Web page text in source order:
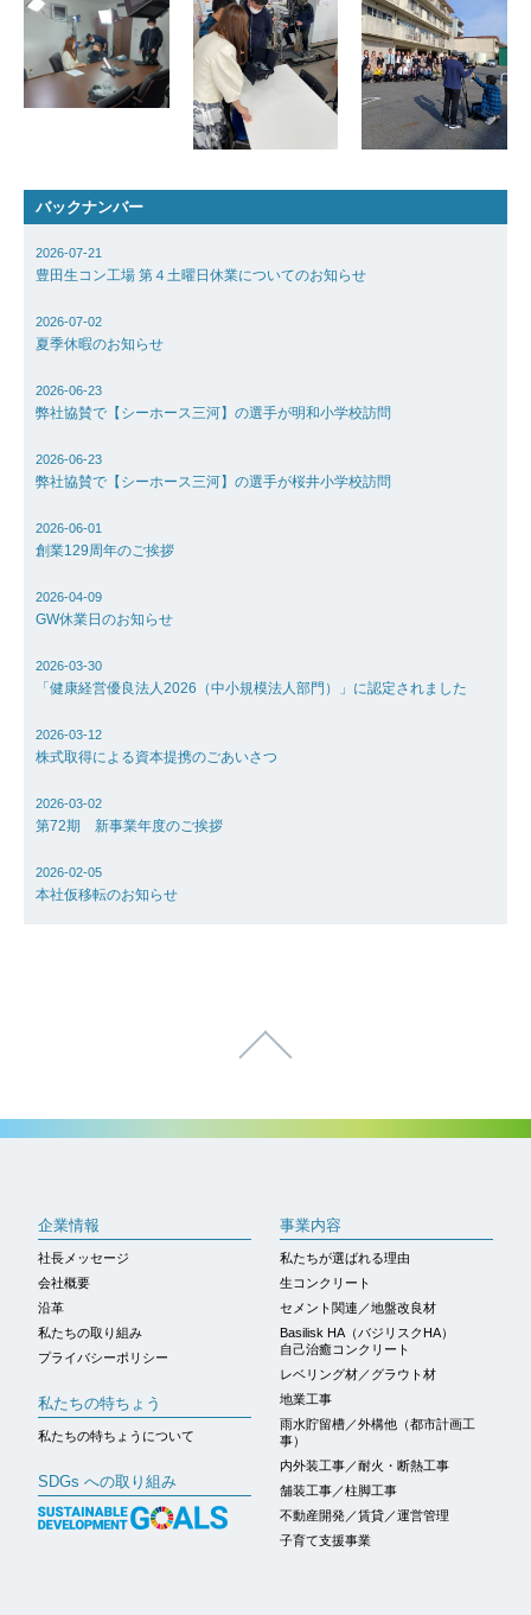
お問い合わ
実績
採用情報
バックナンバー
2026-07-21
豊田生コン工場 第４土曜日休業についてのお知らせ
2026-07-02
夏季休暇のお知らせ
2026-06-23
弊社協賛で【シーホース三河】の選手が明和小学校訪問
2026-06-23
弊社協賛で【シーホース三河】の選手が桜井小学校訪問
2026-06-01
創業129周年のご挨拶
2026-04-09
GW休業日のお知らせ
2026-03-30
「健康経営優良法人2026（中小規模法人部門）」に認定されました
2026-03-12
株式取得による資本提携のごあいさつ
2026-03-02
第72期 新事業年度のご挨拶
2026-02-05
本社仮移転のお知らせ
ページトップへ
企業情報
社長メッセージ
会社概要
沿革
私たちの取り組み
プライバシーポリシー
私たちの特ちょう
私たちの特ちょうについて
SDGs への取り組み
事業内容
私たちが選ばれる理由
生コンクリート
セメント関連／地盤改良材
Basilisk HA（バジリスクHA）
自己治癒コンクリート
レベリング材／グラウト材
地業工事
雨水貯留槽／外構他（都市計画工
事）
内外装工事／耐火・断熱工事
舗装工事／柱脚工事
不動産開発／賃貸／運営管理
子育て支援事業